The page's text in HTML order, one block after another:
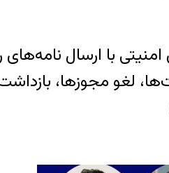
با ارسال
لغو مجوزها،